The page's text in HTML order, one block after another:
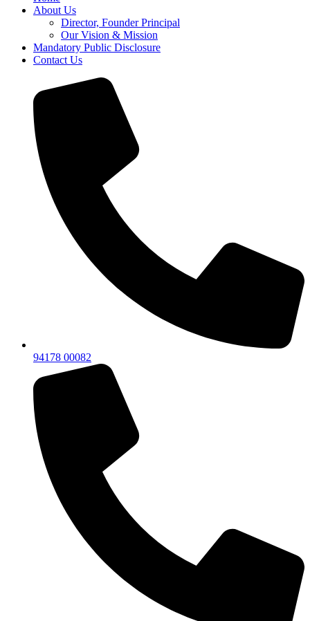
About Us
Director, Founder Principal
Our Vision & Mission
Mandatory Public Disclosure
Contact Us
94178 00082